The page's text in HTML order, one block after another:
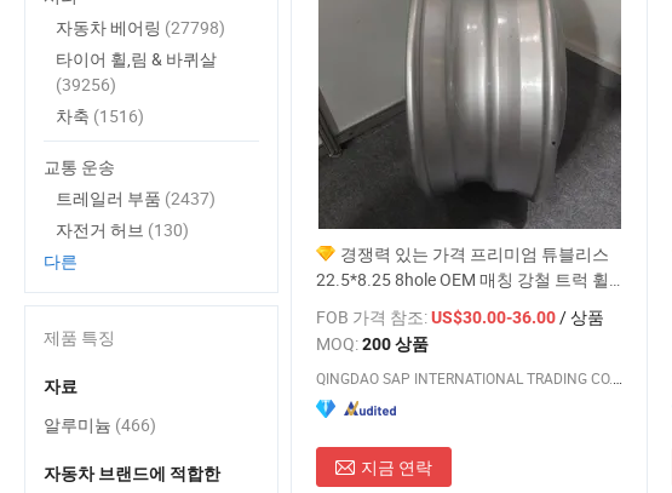
경쟁력 있는 가격 프리미엄 튜블리스
22.5*8.25 8hole OEM 매칭 강철 트럭 휠
FOB 가격 참조:US$30.00-36.00/ 상품
MOQ:200 상품
지금 연락
자동차 베어링 (27798)
타이어 휠,림 & 바퀴살
(39256)
차축 (1516)
교통 운송
트레일러 부품 (2437)
자전거 허브 (130)
다른
제품 특징
자료
알루미늄 (466)
자동차 브랜드에 적합한